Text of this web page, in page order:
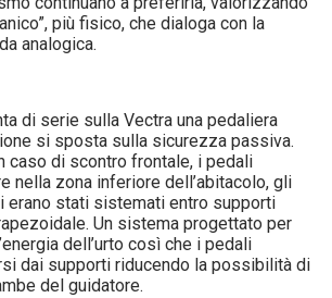
più fisico, che dialoga con la
analogica.
di serie sulla Vectra una pedaliera
si sposta sulla sicurezza passiva.
caso di scontro frontale, i pedali
nella zona inferiore dell’abitacolo, gli
erano stati sistemati entro supporti
Un sistema progettato per
dell’urto così che i pedali
dai supporti riducendo la possibilità di
del guidatore.